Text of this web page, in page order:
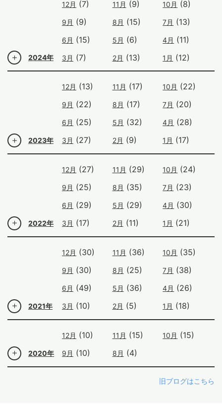
2024年
12月 (7) 11月 (9) 10月 (8)
9月 (9) 8月 (15) 7月 (13)
6月 (15) 5月 (6) 4月 (11)
3月 (7) 2月 (13) 1月 (12)
2023年
12月 (13) 11月 (17) 10月 (22)
9月 (22) 8月 (17) 7月 (20)
6月 (25) 5月 (32) 4月 (28)
3月 (27) 2月 (9) 1月 (17)
2022年
12月 (27) 11月 (29) 10月 (24)
9月 (25) 8月 (35) 7月 (23)
6月 (29) 5月 (29) 4月 (30)
3月 (17) 2月 (11) 1月 (21)
2021年
12月 (30) 11月 (36) 10月 (35)
9月 (30) 8月 (25) 7月 (38)
6月 (49) 5月 (36) 4月 (26)
3月 (10) 2月 (5) 1月 (18)
2020年
12月 (10) 11月 (15) 10月 (15)
9月 (10) 8月 (4)
旧ブログはこちら